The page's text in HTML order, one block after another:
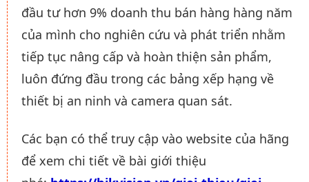
đầu tư hơn 9% doanh thu bán hàng hàng năm
của mình cho nghiên cứu và phát triển nhằm
tiếp tục nâng cấp và hoàn thiện sản phẩm,
luôn đứng đầu trong các bảng xếp hạng về
thiết bị an ninh và camera quan sát.
Các bạn có thể truy cập vào website của hãng
để xem chi tiết về bài giới thiệu